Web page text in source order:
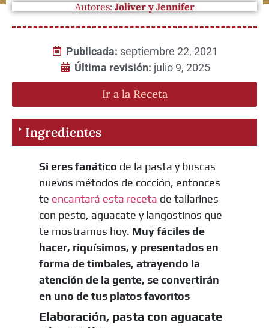
Autores: Joliver y Jennifer
Publicada: septiembre 22, 2021
Última revisión: julio 9, 2025
Ir a la Receta
Ingredientes
Si eres fanático de la pasta y buscas
nuevos métodos de cocción, entonces
te encantará esta receta de tallarines
con pesto, aguacate y langostinos que
te mostramos hoy. Muy fáciles de
hacer, riquísimos, y presentados en
forma de timbales, atrayendo la
atención de la gente, se convertirán
en uno de tus platos favoritos
Elaboración, pasta con aguacate